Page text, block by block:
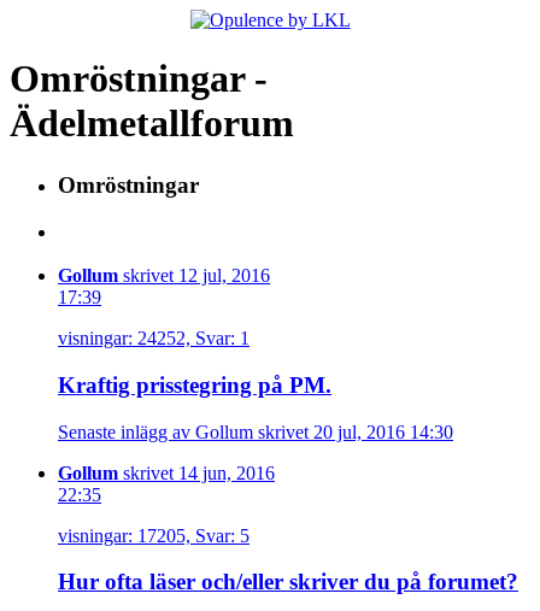
Omröstningar -
Ädelmetallforum
Omröstningar
Gollum skrivet 12 jul, 2016
17:39
visningar: 24252, Svar: 1
Kraftig prisstegring på PM.
Senaste inlägg av Gollum skrivet 20 jul, 2016 14:30
Gollum skrivet 14 jun, 2016
22:35
visningar: 17205, Svar: 5
Hur ofta läser och/eller skriver du på forumet?